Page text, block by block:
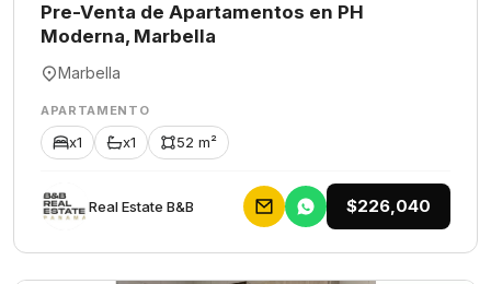
Pre-Venta de Apartamentos en PH
Moderna, Marbella
Marbella
APARTAMENTO
x1 x1 52 m²
Rеаl Еstаtе В&В $226,040